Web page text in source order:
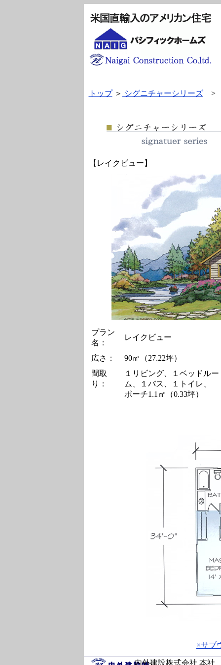
トップ ＞ シグニチャーシリーズ>
【レイクビュー】
プラン
名：
レイクビュー
広さ：
90㎡（27.22坪）
間取
り：
１リビング、１ベッドルー
ム、１バス、１トイレ、
ポーチ1.1㎡（0.33坪）
×サブ
内外建設株式会社 本